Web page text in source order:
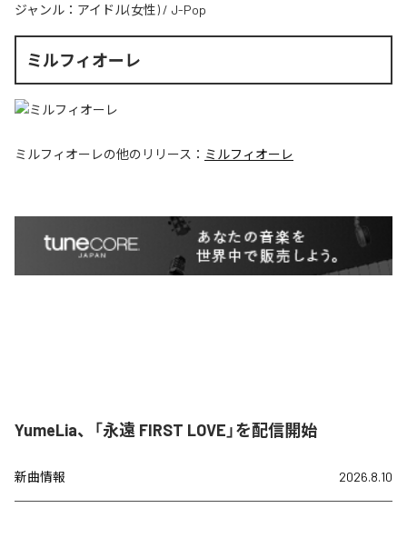
ジャンル： アイドル(女性) / J-Pop
ミルフィオーレ
ミルフィオーレの他のリリース： ミルフィオーレ
YumeLia、「永遠 FIRST LOVE」を配信開始
新曲情報 2026.8.10